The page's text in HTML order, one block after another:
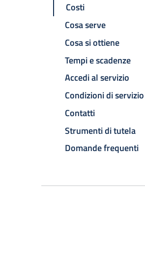
Costi
Cosa serve
Cosa si ottiene
Tempi e scadenze
Accedi al servizio
Condizioni di servizio
Contatti
Strumenti di tutela
Domande frequenti